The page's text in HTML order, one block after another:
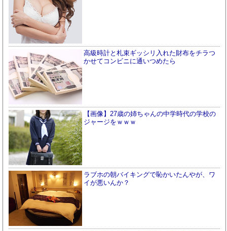
高級時計と札束ギッシリ入れた財布をチラつ
かせてコンビニに通いつめたら
【画像】27歳の姉ちゃんの中学時代の学校の
ジャージをｗｗｗ
ラブホの朝バイキングで恥かいたんやが、ワ
イが悪いんか？